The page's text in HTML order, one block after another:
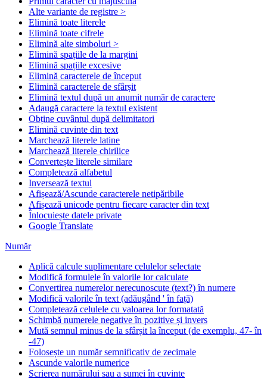
Alte variante de registre >
Elimină toate literele
Elimină toate cifrele
Elimină alte simboluri >
Elimină spațiile de la margini
Elimină spațiile excesive
Elimină caracterele de început
Elimină caracterele de sfârșit
Elimină textul după un anumit număr de caractere
Adaugă caractere la textul existent
Obține cuvântul după delimitatori
Elimină cuvinte din text
Marchează literele latine
Marchează literele chirilice
Convertește literele similare
Completează alfabetul
Inversează textul
Afișează/Ascunde caracterele netipăribile
Afișează unicode pentru fiecare caracter din text
Înlocuiește datele private
Google Translate
Număr
Aplică calcule suplimentare celulelor selectate
Modifică formulele în valorile lor calculate
Convertirea numerelor nerecunoscute (text?) în numere
Modifică valorile în text (adăugând ' în față)
Completează celulele cu valoarea lor formatată
Schimbă numerele negative în pozitive și invers
Mută semnul minus de la sfârșit la început (de exemplu, 47- în
-47)
Folosește un număr semnificativ de zecimale
Ascunde valorile numerice
Scrierea numărului sau a sumei în cuvinte